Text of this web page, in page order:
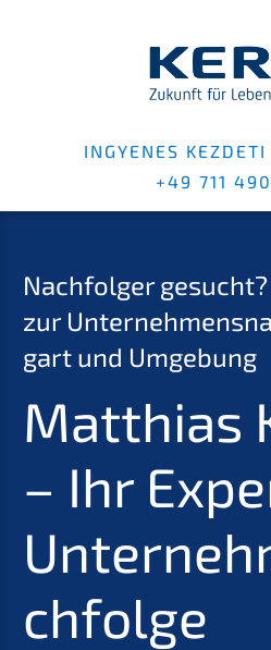
INGYENES KEZDE­TI
+49 711
Nachfol­ger
zur
gart und Umgebung
Matthi­as
– Ihr
chfolge